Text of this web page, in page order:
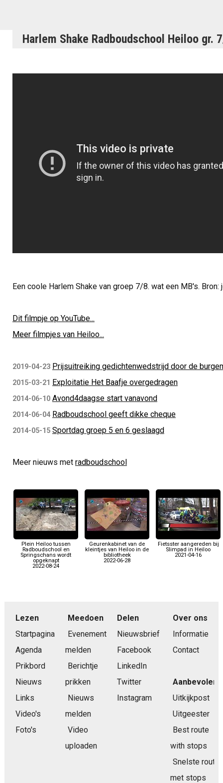
Harlem Shake Radboudschool Heiloo gr.
Een coole Harlem Shake van groep 7/8. wat een MB's. Bron:
Dit filmpje op YouTube...
Meer filmpjes van Heiloo...
2019-04-23 Prijsuitreiking gedichtenwedstrijd door de
2015-03-21 Exploitatie Het Baafje overgedragen
2014-06-10 Avond4daagse start vanavond
2014-06-04 Radboudschool geeft dikke cheque
2014-05-15 Sportdag groep 5 en 6 geslaagd
Meer nieuws met radboudschool
Plein Heiloo tussen
Radboudschool en
Springschans wordt
opgeknapt
2022-08-24
Geurenkabinet van de
kleintjes van Heiloo in de
bibliotheek
2022-06-28
Fietsster aangereden bij
Slimpad in Heiloo
2021-04-16
Lezen
Startpagina
Agenda
Prikbord
Nieuws
Links
Video's
Foto's
Meedoen
Evenement
melden
Berichtje
prikken
Nieuws
melden
Video
uploaden
Delen
Nieuwsbrief
Facebook
LinkedIn
Twitter
Instagram
Over ons
Informatie
Contact
Aanbevolen
Uitkijkpost
Uitgeester
Best route
with stops
Snelste route
met stops